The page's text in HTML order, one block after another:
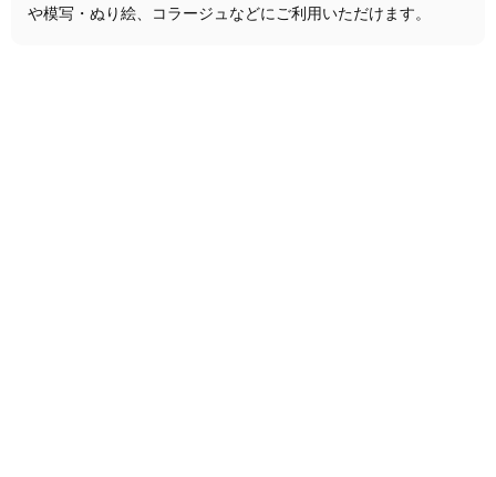
や模写・ぬり絵、コラージュなどにご利用いただけます。